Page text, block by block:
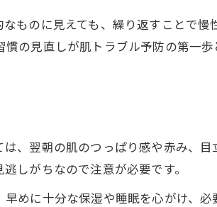
ものに見えても、繰り返すことで慢
の見直しが肌トラブル予防の第一歩
、翌朝の肌のつっぱり感や赤み、目
しがちなので注意が必要です。
めに十分な保湿や睡眠を心がけ、必